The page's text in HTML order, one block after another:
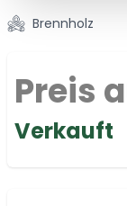
Brennholz
Preis
Verkauft